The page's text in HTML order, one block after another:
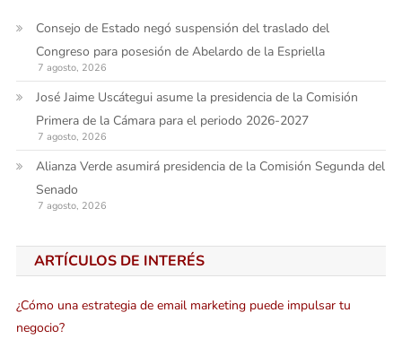
Consejo de Estado negó suspensión del traslado del
Congreso para posesión de Abelardo de la Espriella
7 agosto, 2026
José Jaime Uscátegui asume la presidencia de la Comisión
Primera de la Cámara para el periodo 2026-2027
7 agosto, 2026
Alianza Verde asumirá presidencia de la Comisión Segunda del
Senado
7 agosto, 2026
ARTÍCULOS DE INTERÉS
¿Cómo una estrategia de email marketing puede impulsar tu
negocio?